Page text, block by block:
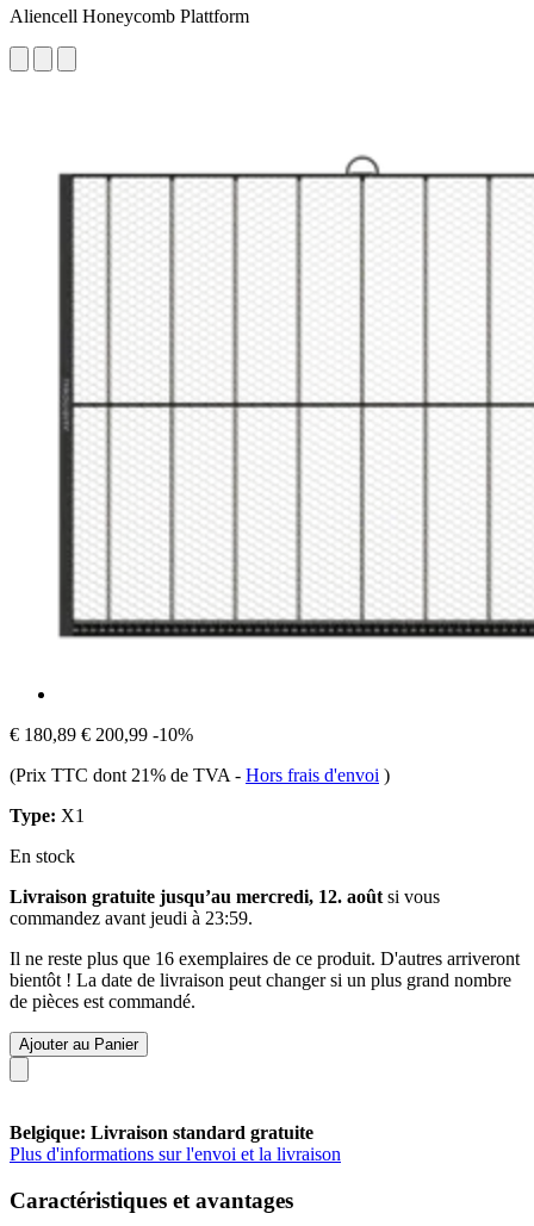
Aliencell Honeycomb Plattform
€ 180,89 € 200,99 -10%
(Prix TTC dont 21% de TVA - Hors frais d'envoi )
Type: X1
En stock
Livraison gratuite jusqu’au mercredi, 12. août si vous
commandez avant jeudi à 23:59.
Il ne reste plus que 16 exemplaires de ce produit. D'autres arriveront
bientôt ! La date de livraison peut changer si un plus grand nombre
de pièces est commandé.
Ajouter au Panier
Belgique: Livraison standard gratuite
Plus d'informations sur l'envoi et la livraison
Caractéristiques et avantages